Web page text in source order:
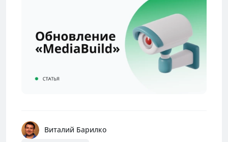
Виталий Барилко